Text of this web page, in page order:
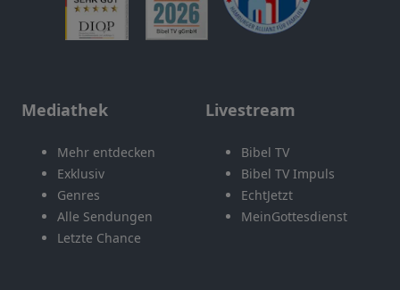
Mediathek
Mehr entdecken
Exklusiv
Genres
Alle Sendungen
Letzte Chance
Livestream
Bibel TV
Bibel TV Impuls
EchtJetzt
MeinGottesdienst